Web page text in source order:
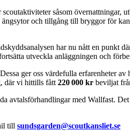
såsom övernattningar,
och tillgång till bryggor för
har nu nått en punkt
utveckla anläggningen och
ger oss värdefulla erfarenheter
där vi hittills fått 220 000 kr beviljat
avtalsförhandlingar med Wallfast.
till sundsgarden@scoutkansliet.se